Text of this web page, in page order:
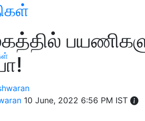
10 June, 2022 6:56 PM IST